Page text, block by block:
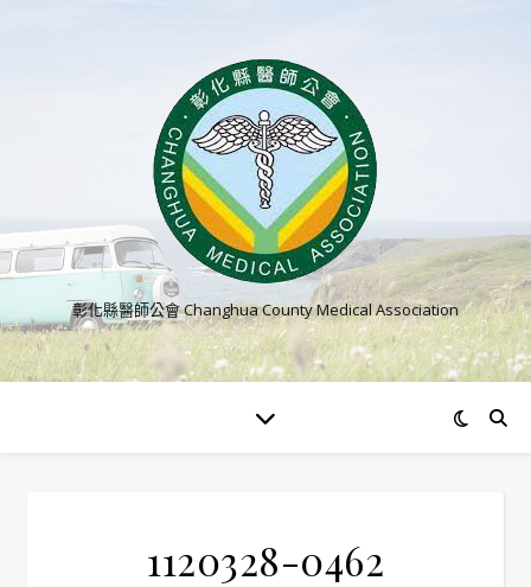
彰化縣醫師公會 Changhua County Medical Association
1120328-0462